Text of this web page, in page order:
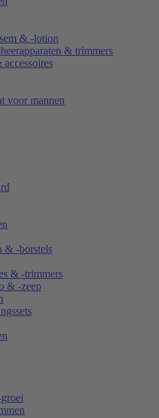
& -lotion
& trimmers
voor mannen
& -borstels
& -trimmers
& -zeep